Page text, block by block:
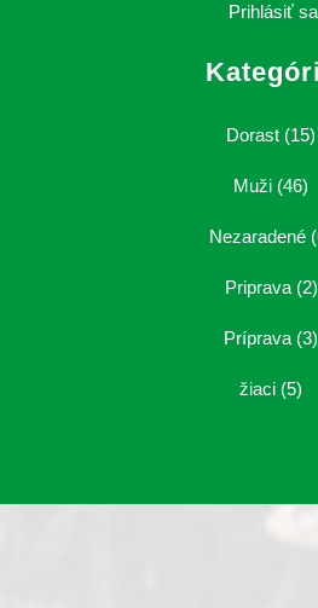
Prihlásiť sa
Dorast (15)
Muži (46)
Nezaradené
Priprava(2)
Príprava (3)
žiaci (5)